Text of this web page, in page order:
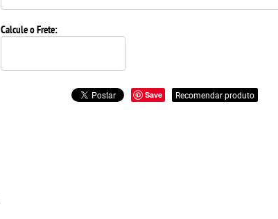
Calcule o Frete:
Save Recomendar produto